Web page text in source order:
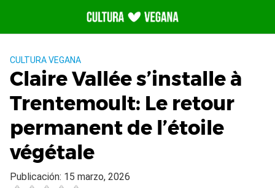
contenido
CULTURA VEGANA
Claire Vallée s’installe à
Trentemoult: Le retour
permanent de l’étoile
végétale
Publicación: 15 marzo, 2026